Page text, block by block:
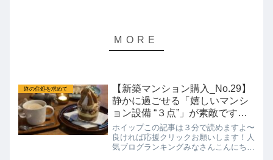
終の住処を求めて
【新築マンション購入_No.29】
静かに過ごせる「嬉しいマンシ
ョン設備 “３点”」が素敵です
ね。
ホイップこの記事は３分で読めますよ〜
良ければ応援クリックお願いします！人
気ブログランキングみなさんこんにちは